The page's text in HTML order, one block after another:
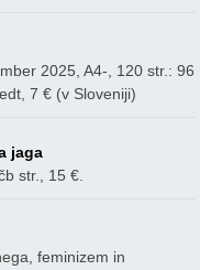
2025, A4-, 120 str.: 96
7 € (v Sloveniji)
jaga
str., 15 €.
feminizem in